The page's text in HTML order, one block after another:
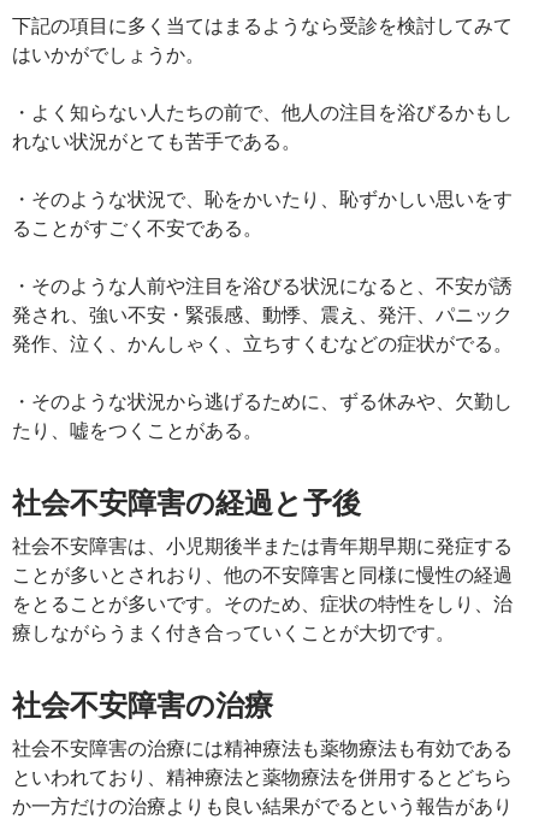
下記の項目に多く当てはまるようなら受診を検討してみて
はいかがでしょうか。
・よく知らない人たちの前で、他人の注目を浴びるかもし
れない状況がとても苦手である。
・そのような状況で、恥をかいたり、恥ずかしい思いをす
ることがすごく不安である。
・そのような人前や注目を浴びる状況になると、不安が誘
発され、強い不安・緊張感、動悸、震え、発汗、パニック
発作、泣く、かんしゃく、立ちすくむなどの症状がでる。
・そのような状況から逃げるために、ずる休みや、欠勤し
たり、嘘をつくことがある。
社会不安障害の経過と予後
社会不安障害は、小児期後半または青年期早期に発症する
ことが多いとされおり、他の不安障害と同様に慢性の経過
をとることが多いです。そのため、症状の特性をしり、治
療しながらうまく付き合っていくことが大切です。
社会不安障害の治療
社会不安障害の治療には精神療法も薬物療法も有効である
といわれており、精神療法と薬物療法を併用するとどちら
か一方だけの治療よりも良い結果がでるという報告があり